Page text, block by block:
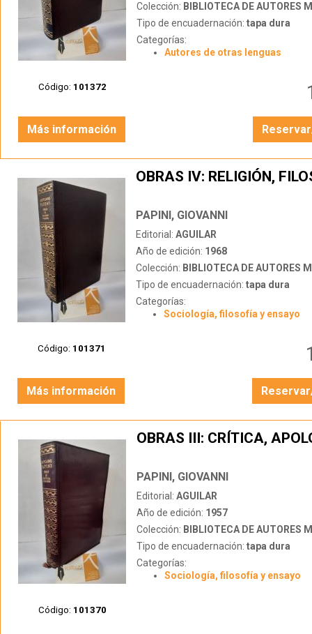
Código: 101372
Colección: BIBLIOTECA DE AUTORES
Tipo de encuadernación: tapa dura
Categorías:
Autores de otras lenguas
Más información
Código: 101371
OBRAS IV: RELIGIÓN,
PAPINI, GIOVANNI
Editorial: AGUILAR
Año de edición: 1968
Colección: BIBLIOTECA DE AUTORES
Tipo de encuadernación: tapa dura
Categorías:
Sociología, filosofía y ensayo
Más información
Código: 101370
OBRAS III: CRÍTICA,
PAPINI, GIOVANNI
Editorial: AGUILAR
Año de edición: 1957
Colección: BIBLIOTECA DE AUTORES
Tipo de encuadernación: tapa dura
Categorías:
Sociología, filosofía y ensayo